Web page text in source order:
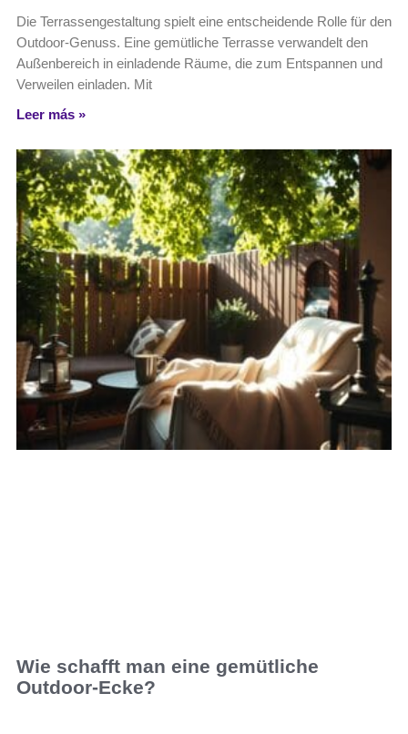
Die Terrassengestaltung spielt eine entscheidende Rolle für den
Outdoor-Genuss. Eine gemütliche Terrasse verwandelt den
Außenbereich in einladende Räume, die zum Entspannen und
Verweilen einladen. Mit
Leer más »
Wie schafft man eine gemütliche
Outdoor-Ecke?